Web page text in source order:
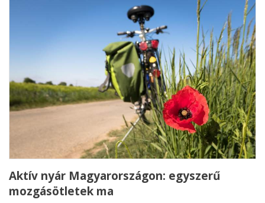
Aktív nyár Magyarországon: egyszerű
mozgásötletek ma